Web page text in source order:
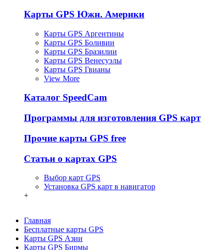
Карты GPS Южн. Америки
Карты GPS Аргентины
Карты GPS Боливии
Карты GPS Бразилии
Карты GPS Венесуэлы
Карты GPS Гвианы
View More
Каталог SpeedCam
Программы для изготовления GPS карт
Прочие карты GPS free
Статьи о картах GPS
Выбор карт GPS
Установка GPS карт в навигатор
+
Главная
Бесплатные карты GPS
Карты GPS Азии
Карты GPS Бирмы